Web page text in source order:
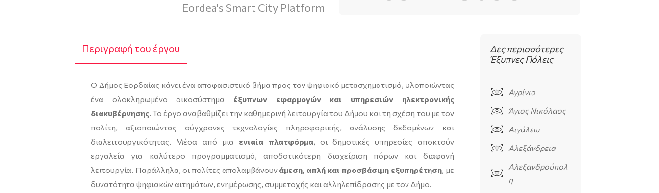
Eordea's Smart City Platform
Περιγραφή του έργου
Ο Δήμος Εορδαίας κάνει ένα αποφασιστικό βήμα προς τον ψηφιακό μετασχηματισμό, υλοποιώντας
ένα ολοκληρωμένο οικοσύστημα έξυπνων εφαρμογών και υπηρεσιών ηλεκτρονικής
διακυβέρνησης. Το έργο αναβαθμίζει την καθημερινή λειτουργία του Δήμου και τη σχέση του με τον
πολίτη, αξιοποιώντας σύγχρονες τεχνολογίες πληροφορικής, ανάλυσης δεδομένων και
διαλειτουργικότητας. Μέσα από μια ενιαία πλατφόρμα, οι δημοτικές υπηρεσίες αποκτούν
εργαλεία για καλύτερο προγραμματισμό, αποδοτικότερη διαχείριση πόρων και διαφανή
λειτουργία. Παράλληλα, οι πολίτες απολαμβάνουν άμεση, απλή και προσβάσιμη εξυπηρέτηση, με
δυνατότητα ψηφιακών αιτημάτων, ενημέρωσης, συμμετοχής και αλληλεπίδρασης με τον Δήμο.
Δες περισσότερες
Έξυπνες Πόλεις
Αγρίνιο
Άγιος Νικόλαος
Αιγάλεω
Αλεξάνδρεια
Αλεξανδρούπολ
η